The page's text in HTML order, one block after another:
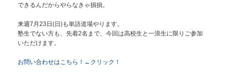
できるんだからやらなきゃ損損。
来週7月23日(日)も単語道場やります。
塾生でない方も、先着2名まで、今回は高校生と一浪生に限りご参加
いただけます。
お問い合わせはこちら！←クリック！